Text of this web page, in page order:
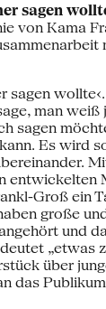
sagen
von Kama
sagen
man weiß
sagen
Es wird
entwickelten
Groß ein
große
und
„etwas
über
das